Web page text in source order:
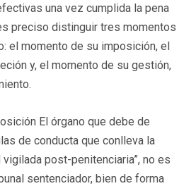
una vez cumplida la pena
preciso distinguir tres momentos
el momento de su imposición, el
y, el momento de su gestión,
El órgano que debe de
de conducta que conlleva la
post-penitenciaria”, no es
sentenciador, bien de forma